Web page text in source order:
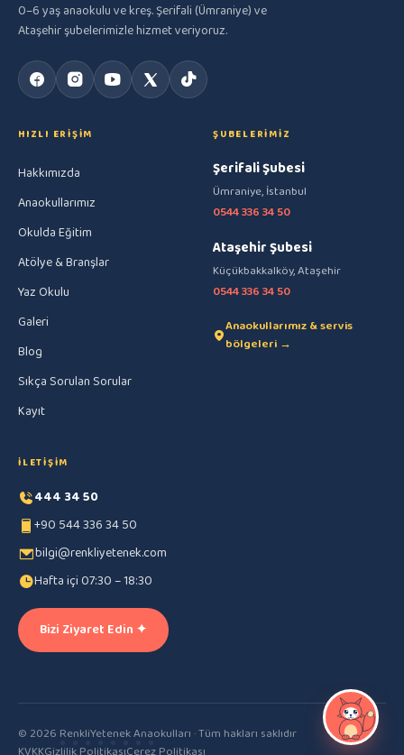
0–6 yaş anaokulu ve kreş. Şerifali (Ümraniye) ve
Ataşehir şubelerimizle hizmet veriyoruz.
HIZLI ERIŞIM
Hakkımızda
Anaokullarımız
Okulda Eğitim
Atölye & Branşlar
Yaz Okulu
Galeri
Blog
Sıkça Sorulan Sorular
Kayıt
ŞUBELERIMIZ
Şerifali Şubesi
Ümraniye, İstanbul
0544 336 34 50
Ataşehir Şubesi
Küçükbakkalköy, Ataşehir
0544 336 34 50
Anaokullarımız & servis
bölgeleri →
İLETIŞIM
444 34 50
+90 544 336 34 50
bilgi@renkliyetenek.com
Hafta içi 07:30 – 18:30
Bizi Ziyaret Edin ✦
© 2026 RenkliYetenek Anaokulları · Tüm hakları saklıdır